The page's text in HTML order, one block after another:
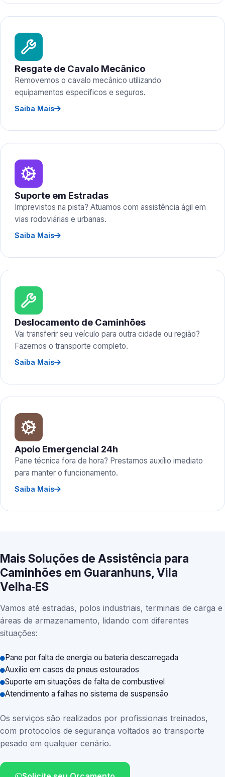
Resgate de Cavalo Mecânico
Removemos o cavalo mecânico utilizando
equipamentos específicos e seguros.
Saiba Mais
Suporte em Estradas
Imprevistos na pista? Atuamos com assistência ágil em
vias rodoviárias e urbanas.
Saiba Mais
Deslocamento de Caminhões
Vai transferir seu veículo para outra cidade ou região?
Fazemos o transporte completo.
Saiba Mais
Apoio Emergencial 24h
Pane técnica fora de hora? Prestamos auxílio imediato
para manter o funcionamento.
Saiba Mais
Mais Soluções de Assistência para
Caminhões em Guaranhuns, Vila
Velha‑ES
Vamos até estradas, polos industriais, terminais de carga e
áreas de armazenamento, lidando com diferentes
situações:
Pane por falta de energia ou bateria descarregada
Auxílio em casos de pneus estourados
Suporte em situações de falta de combustível
Atendimento a falhas no sistema de suspensão
Os serviços são realizados por profissionais treinados,
com protocolos de segurança voltados ao transporte
pesado em qualquer cenário.